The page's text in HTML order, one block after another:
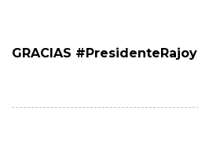
GRACIAS #PresidenteRajoy